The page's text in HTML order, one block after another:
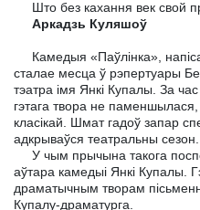
Што без кахання век свой
Аркадзь Куляшоў
Камедыя «Паўлінка»,
сталае месца ў рэпертуары
тэатра імя Янкі Купалы. За
гэтага твора не
класікай. Шмат гадоў запар
адкрываўся театральны сезон.
У чым прычына такога
аўтара камедыі Янкі Купалы.
драматычным творам
Купалу-драматурга.